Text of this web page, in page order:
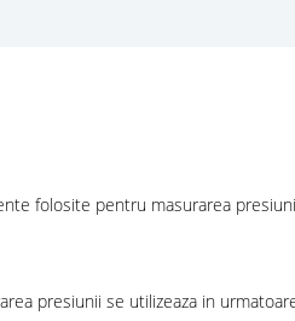
folosite pentru masurarea
presiunii se utilizeaza in